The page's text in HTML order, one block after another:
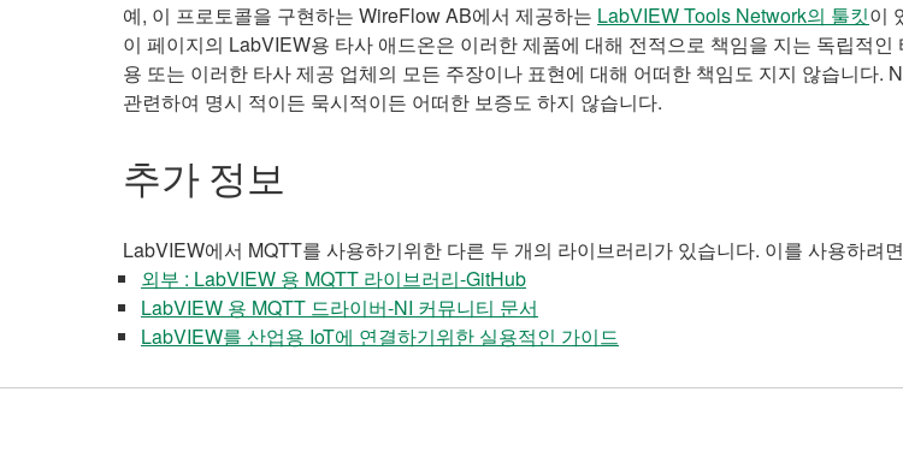
예, 이 프로토콜을 구현하는 WireFlow AB에서 제공하는 LabVIEW Tools Network의 툴킷이
이 페이지의 LabVIEW용 타사 애드온은 이러한 제품에 대해 전적으로 책임을 지는 독립적
용 또는 이러한 타사 제공 업체의 모든 주장이나 표현에 대해 어떠한 책임도 지지 않습니다.
관련하여 명시 적이든 묵시적이든 어떠한 보증도 하지 않습니다.
추가 정보
LabVIEW에서 MQTT를 사용하기위한 다른 두 개의 라이브러리가 있습니다. 이를 사용하려
외부 : LabVIEW 용 MQTT 라이브러리-GitHub
LabVIEW 용 MQTT 드라이버-NI 커뮤니티 문서
LabVIEW를 산업용 IoT에 연결하기위한 실용적인 가이드